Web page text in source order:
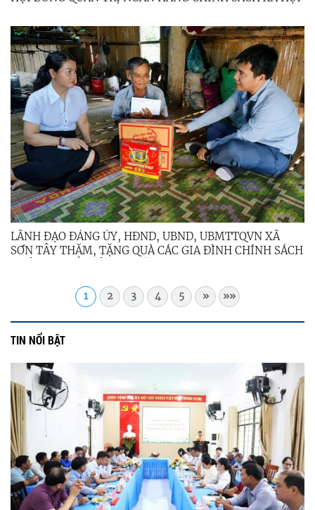
LÃNH ĐẠO ĐẢNG ỦY, HĐND, UBND, UBMTTQVN XÃ
SƠN TÂY THĂM, TẶNG QUÀ CÁC GIA ĐÌNH CHÍNH SÁCH
1 2 3 4 5 » »»
TIN NỔI BẬT